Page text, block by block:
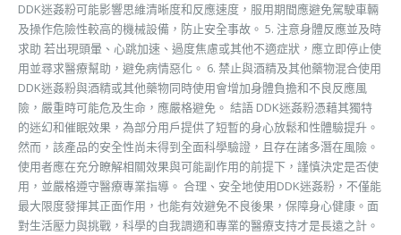
DDK迷姦粉可能影響思維清晰度和反應速度，服用期間應避免駕駛車輛
及操作危險性較高的機械設備，防止安全事故。 5. 注意身體反應並及時
求助 若出現頭暈、心跳加速、過度焦慮或其他不適症狀，應立即停止使
用並尋求醫療幫助，避免病情惡化。 6. 禁止與酒精及其他藥物混合使用
DDK迷姦粉與酒精或其他藥物同時使用會增加身體負擔和不良反應風
險，嚴重時可能危及生命，應嚴格避免。 結語 DDK迷姦粉憑藉其獨特
的迷幻和催眠效果，為部分用戶提供了短暫的身心放鬆和性體驗提升。
然而，該產品的安全性尚未得到全面科學驗證，且存在諸多潛在風險。
使用者應在充分瞭解相關效果與可能副作用的前提下，謹慎決定是否使
用，並嚴格遵守醫療專業指導。 合理、安全地使用DDK迷姦粉，不僅能
最大限度發揮其正面作用，也能有效避免不良後果，保障身心健康。面
對生活壓力與挑戰，科學的自我調適和專業的醫療支持才是長遠之計。